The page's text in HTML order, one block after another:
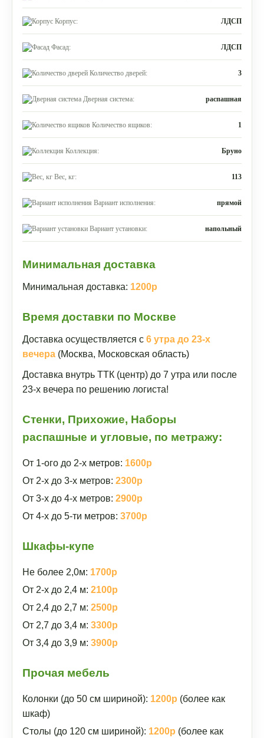
Корпус: ЛДСП
Фасад: ЛДСП
Количество дверей: 3
Дверная система: распашная
Количество ящиков: 1
Коллекция: Бруно
Вес, кг: 113
Вариант исполнения: прямой
Вариант установки: напольный
Минимальная доставка
Минимальная доставка: 1200р
Время доставки по Москве
Доставка осуществляется с 6 утра до 23-х
вечера (Москва, Московская область)
Доставка внутрь ТТК (центр) до 7 утра или после
23-х вечера по решению логиста!
Стенки, Прихожие, Наборы
распашные и угловые, по метражу:
От 1-ого до 2-х метров: 1600р
От 2-х до 3-х метров: 2300р
От 3-х до 4-х метров: 2900р
От 4-х до 5-ти метров: 3700р
Шкафы-купе
Не более 2,0м: 1700р
От 2-х до 2,4 м: 2100р
От 2,4 до 2,7 м: 2500р
От 2,7 до 3,4 м: 3300р
От 3,4 до 3,9 м: 3900р
Прочая мебель
Колонки (до 50 см шириной): 1200р (более как
шкаф)
Столы (до 120 см шириной): 1200р (более как